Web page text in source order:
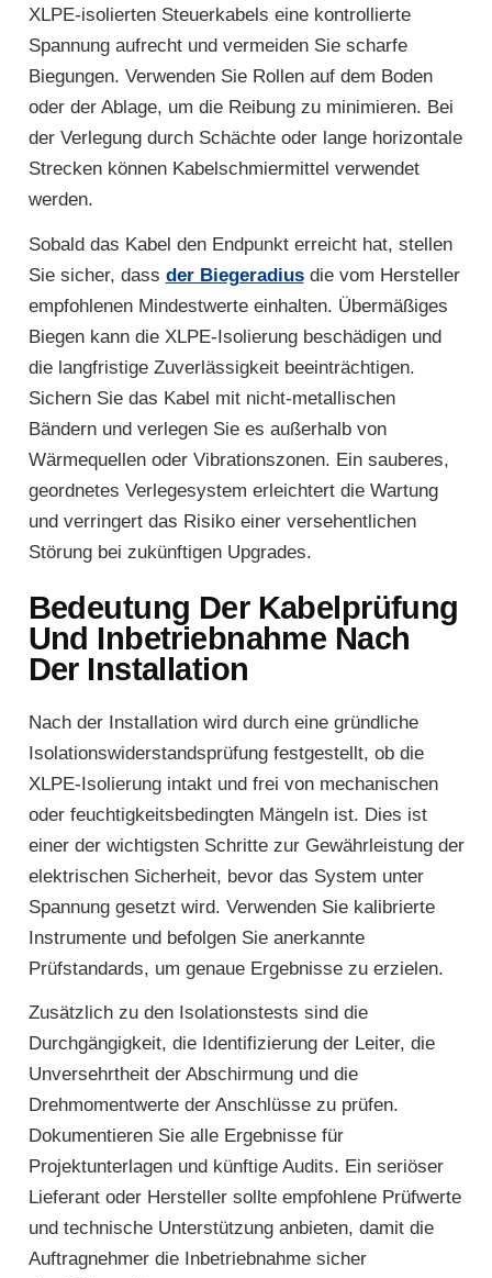
XLPE-isolierten Steuerkabels eine kontrollierte
Spannung aufrecht und vermeiden Sie scharfe
Biegungen. Verwenden Sie Rollen auf dem Boden
oder der Ablage, um die Reibung zu minimieren. Bei
der Verlegung durch Schächte oder lange horizontale
Strecken können Kabelschmiermittel verwendet
werden.
Sobald das Kabel den Endpunkt erreicht hat, stellen
Sie sicher, dass der Biegeradiusdie vom Hersteller
empfohlenen Mindestwerte einhalten. Übermäßiges
Biegen kann die XLPE-Isolierung beschädigen und
die langfristige Zuverlässigkeit beeinträchtigen.
Sichern Sie das Kabel mit nicht-metallischen
Bändern und verlegen Sie es außerhalb von
Wärmequellen oder Vibrationszonen. Ein sauberes,
geordnetes Verlegesystem erleichtert die Wartung
und verringert das Risiko einer versehentlichen
Störung bei zukünftigen Upgrades.
Bedeutung Der Kabelprüfung
Und Inbetriebnahme Nach
Der Installation
Nach der Installation wird durch eine gründliche
Isolationswiderstandsprüfung festgestellt, ob die
XLPE-Isolierung intakt und frei von mechanischen
oder feuchtigkeitsbedingten Mängeln ist. Dies ist
einer der wichtigsten Schritte zur Gewährleistung der
elektrischen Sicherheit, bevor das System unter
Spannung gesetzt wird. Verwenden Sie kalibrierte
Instrumente und befolgen Sie anerkannte
Prüfstandards, um genaue Ergebnisse zu erzielen.
Zusätzlich zu den Isolationstests sind die
Durchgängigkeit, die Identifizierung der Leiter, die
Unversehrtheit der Abschirmung und die
Drehmomentwerte der Anschlüsse zu prüfen.
Dokumentieren Sie alle Ergebnisse für
Projektunterlagen und künftige Audits. Ein seriöser
Lieferant oder Hersteller sollte empfohlene Prüfwerte
und technische Unterstützung anbieten, damit die
Auftragnehmer die Inbetriebnahme sicher